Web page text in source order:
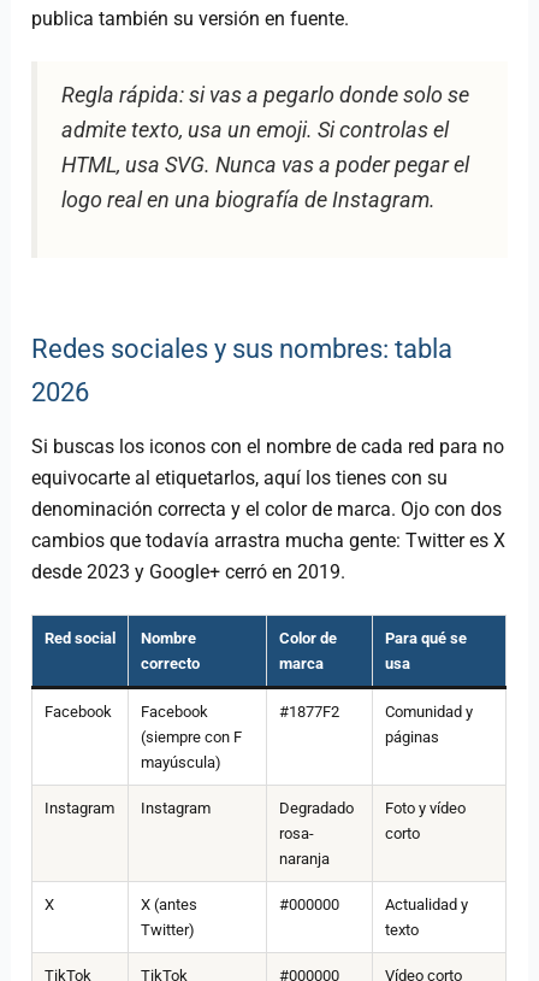
publica también su versión en fuente.
Regla rápida: si vas a pegarlo donde solo se
admite texto, usa un emoji. Si controlas el
HTML, usa SVG. Nunca vas a poder pegar el
logo real en una biografía de Instagram.
Redes sociales y sus nombres: tabla
2026
Si buscas los iconos con el nombre de cada red para no
equivocarte al etiquetarlos, aquí los tienes con su
denominación correcta y el color de marca. Ojo con dos
cambios que todavía arrastra mucha gente: Twitter es X
desde 2023 y Google+ cerró en 2019.
Red social
Nombre
correcto
Color de
marca
Para qué se
usa
Facebook
Facebook
(siempre con F
mayúscula)
#1877F2
Comunidad y
páginas
Instagram Instagram
Degradado
rosa-
naranja
Foto y vídeo
corto
X
X (antes
Twitter)
#000000
Actualidad y
texto
TikTok TikTok #000000 Vídeo corto